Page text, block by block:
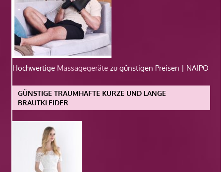
Hochwertige Massagegeräte zu günstigen Preisen | NAIPO
GÜNSTIGE TRAUMHAFTE KURZE UND LANGE
BRAUTKLEIDER